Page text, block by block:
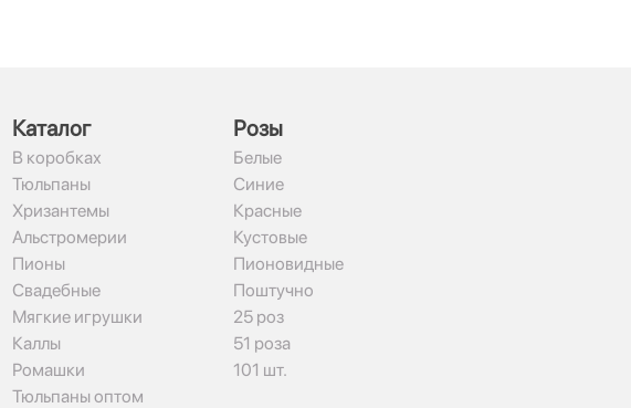
Каталог
В коробках
Тюльпаны
Хризантемы
Альстромерии
Пионы
Свадебные
Мягкие игрушки
Каллы
Ромашки
Тюльпаны оптом
Рoзы
Белые
Синие
Красные
Кустовые
Пионовидные
Поштучно
25 роз
51 роза
101 шт.